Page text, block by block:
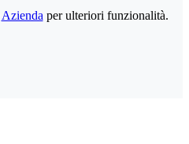
Azienda per ulteriori funzionalità.